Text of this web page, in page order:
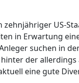
US-
in Erwartung
suchen in
der
eine gute